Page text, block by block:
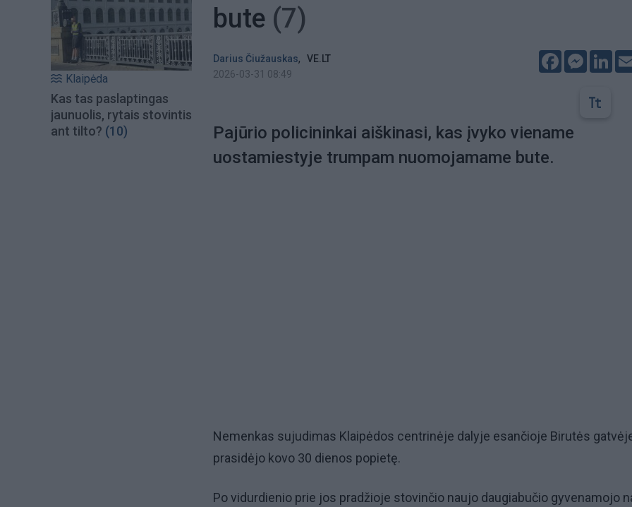
Klaipėda
Kas tas paslaptingas
jaunuolis, rytais stovintis
ant tilto? (10)
bute (7)
Darius Čiužauskas,
VE.LT
2026-03-31 08:49
Facebook
Pajūrio policininkai aiškinasi, kas įvyko viename
uostamiestyje trumpam nuomojamame bute.
Nemenkas sujudimas Klaipėdos centrinėje dalyje esančioje Birutės
prasidėjo kovo 30 dienos popietę.
Po vidurdienio prie jos pradžioje stovinčio naujo daugiabučio gyvenamojo